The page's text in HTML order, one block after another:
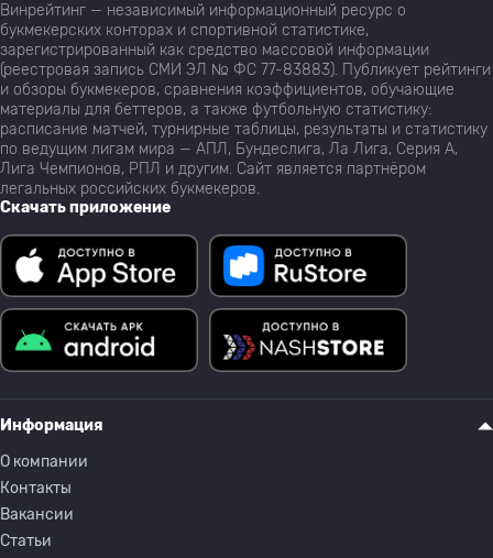
Винрейтинг — независимый информационный ресурс о
букмекерских конторах и спортивной статистике,
зарегистрированный как средство массовой информации
(реестровая запись СМИ ЭЛ № ФС 77-83883). Публикует рейтинги
и обзоры букмекеров, сравнения коэффициентов, обучающие
материалы для беттеров, а также футбольную статистику:
расписание матчей, турнирные таблицы, результаты и статистику
по ведущим лигам мира — АПЛ, Бундеслига, Ла Лига, Серия А,
Лига Чемпионов, РПЛ и другим. Сайт является партнёром
легальных российских букмекеров.
Скачать приложение
Информация
О компании
Контакты
Вакансии
Статьи